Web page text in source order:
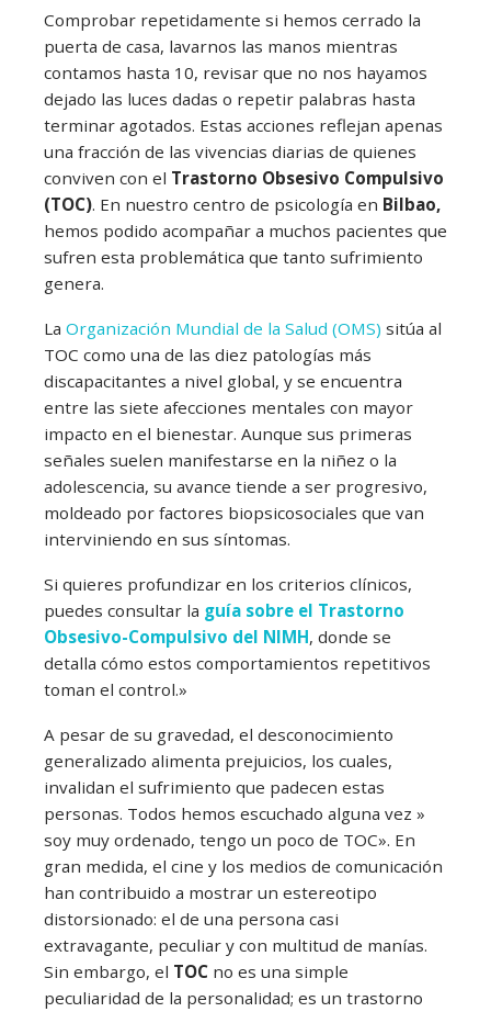
Comprobar repetidamente si hemos cerrado la
puerta de casa, lavarnos las manos mientras
contamos hasta 10, revisar que no nos hayamos
dejado las luces dadas o repetir palabras hasta
terminar agotados. Estas acciones reflejan apenas
una fracción de las vivencias diarias de quienes
conviven con el Trastorno Obsesivo Compulsivo
(TOC). En nuestro centro de psicología en Bilbao,
hemos podido acompañar a muchos pacientes que
sufren esta problemática que tanto sufrimiento
genera.
La Organización Mundial de la Salud (OMS) sitúa al
TOC como una de las diez patologías más
discapacitantes a nivel global, y se encuentra
entre las siete afecciones mentales con mayor
impacto en el bienestar. Aunque sus primeras
señales suelen manifestarse en la niñez o la
adolescencia, su avance tiende a ser progresivo,
moldeado por factores biopsicosociales que van
interviniendo en sus síntomas.
Si quieres profundizar en los criterios clínicos,
puedes consultar la guía sobre el Trastorno
Obsesivo-Compulsivo del NIMH, donde se
detalla cómo estos comportamientos repetitivos
toman el control.»
A pesar de su gravedad, el desconocimiento
generalizado alimenta prejuicios, los cuales,
invalidan el sufrimiento que padecen estas
personas. Todos hemos escuchado alguna vez »
soy muy ordenado, tengo un poco de TOC». En
gran medida, el cine y los medios de comunicación
han contribuido a mostrar un estereotipo
distorsionado: el de una persona casi
extravagante, peculiar y con multitud de manías.
Sin embargo, el TOC no es una simple
peculiaridad de la personalidad; es un trastorno